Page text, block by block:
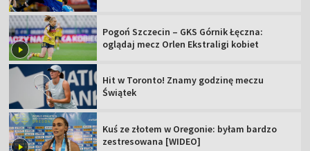
Pogoń Szczecin – GKS Górnik Łęczna:
oglądaj mecz Orlen Ekstraligi kobiet
Hit w Toronto! Znamy godzinę meczu
Świątek
Kuś ze złotem w Oregonie: byłam bardzo
zestresowana [WIDEO]